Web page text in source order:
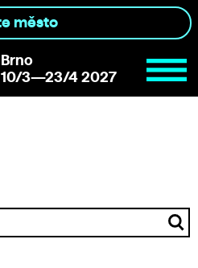
Brno
10/3—23/4 2027